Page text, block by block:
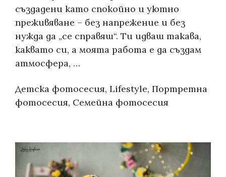
създадени като спокойно и уютно
преживяване – без напрежение и без
нужда да „се справяш“. Ти идваш такава,
каквато си, а моята работа е да създам
атмосфера, …
Categories:
Детска фотосесия, Lifestyle, Портретна
фотосесия, Семейна фотосесия